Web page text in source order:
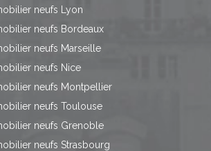
neufs Lyon
neufs Bordeaux
neufs Marseille
neufs Nice
neufs Montpellier
neufs Toulouse
neufs Grenoble
neufs Strasbourg